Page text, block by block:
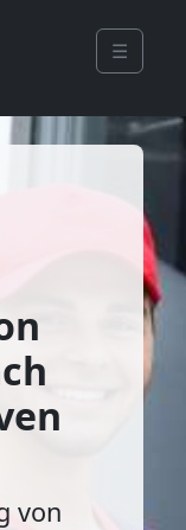
☰
von